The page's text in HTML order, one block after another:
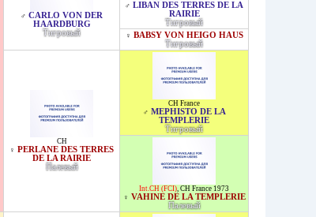
♂ CARLO VON DER
HAARDBURG
Тигровый
♂ LIBAN DES TERRES DE LA
RAIRIE
Тигровый
♀ BABSY VON HEIGO HAUS
Тигровый
CH
♀ PERLANE DES TERRES
DE LA RAIRIE
Палевый
CH France
♂ MEPHISTO DE LA
TEMPLERIE
Тигровый
Int.CH (FCI), CH France 1973
♀ VAHINE DE LA TEMPLERIE
Палевый